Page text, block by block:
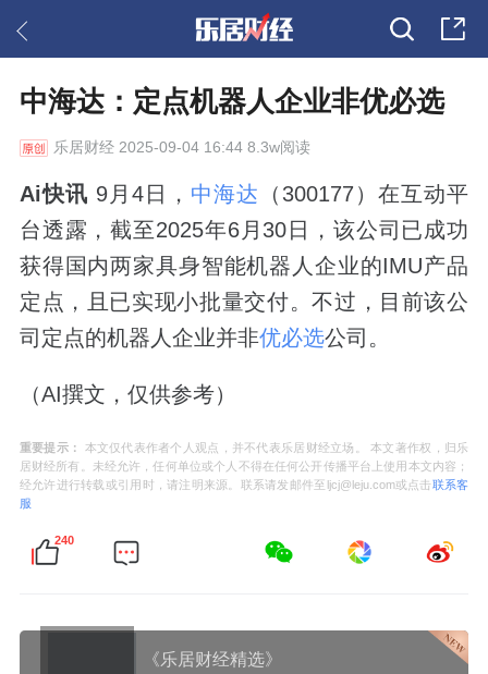
中海达：定点机器人企业非优必选
乐居财经2025-09-04 16:44 8.3w阅读
Ai快讯 9月4日， 中海达 （300177）在互动平
台透露，截至2025年6月30日，该公司已成功
获得国内两家具身智能机器人企业的IMU产品
定点，且已实现小批量交付。不过，目前该公
司定点的机器人企业并非优必选公司。
（AI撰文，仅供参考）
重要提示：
本文仅代表作者个人观点，并不代表乐居财经立场。 本文著作权，归乐
居财经所有。未经允许，任何单位或个人不得在任何公开传播平台上使用本文内容；
经允许进行转载或引用时，请注明来源。联系请发邮件至ljcj@leju.com或点击联系客
服
240
《乐居财经精选》